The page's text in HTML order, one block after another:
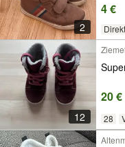
2
4 €
12
20 €
28